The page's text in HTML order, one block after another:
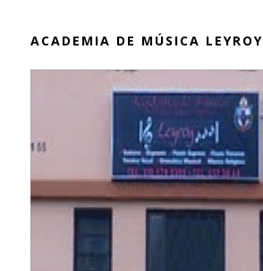
ACADEMIA DE MÚSICA LEYROY